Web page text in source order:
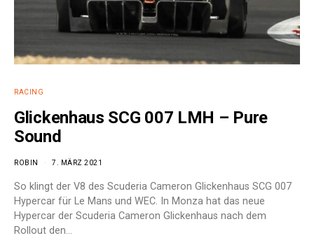
RACING
Glickenhaus SCG 007 LMH – Pure
Sound
ROBIN 7. MÄRZ 2021
So klingt der V8 des Scuderia Cameron Glickenhaus SCG 007
Hypercar für Le Mans und WEC. In Monza hat das neue
Hypercar der Scuderia Cameron Glickenhaus nach dem
Rollout den…